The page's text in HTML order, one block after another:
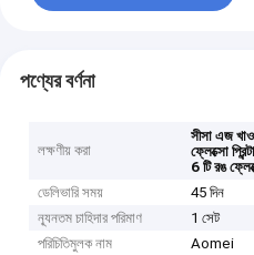
পণ্যের বর্ণনা
লক্ষণীয় করা
সীসা এজ
ফ্লেক্সো
6 টি রঙ
ডেলিভারি সময়
45 দিন
ন্যূনতম চাহিদার পরিমাণ
1 সেট
পরিচিতিমুলক নাম
Aomei